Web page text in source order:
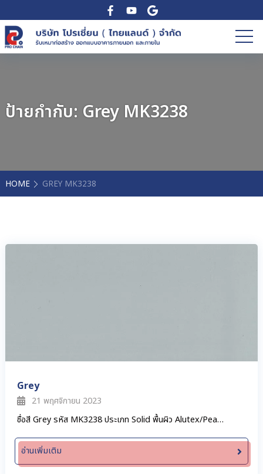
ป้ายกำกับ: Grey MK3238
HOME GREY MK3238
Grey
21 พฤศจิกายน 2023
ชื่อสี Grey รหัส MK3238 ประเภท Solid พื้นผิว Alutex/Pea…
อ่านเพิ่มเติม